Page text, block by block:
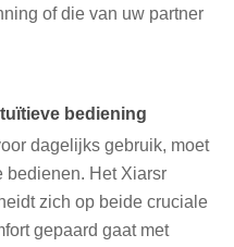
of die van uw partner
bediening
dagelijks gebruik, moet
bedienen. Het Xiarsr
zich op beide cruciale
gepaard gaat met